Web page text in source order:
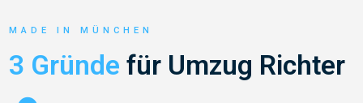
MADE IN MÜNCHEN
3 Gründe für Umzug Richter